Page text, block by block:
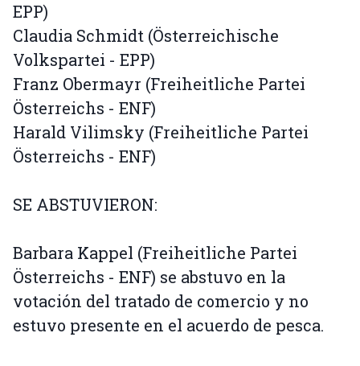
EPP)
Claudia Schmidt (Österreichische
Volkspartei - EPP)
Franz Obermayr (Freiheitliche Partei
Österreichs - ENF)
Harald Vilimsky (Freiheitliche Partei
Österreichs - ENF)
SE ABSTUVIERON:
Barbara Kappel (Freiheitliche Partei
Österreichs - ENF) se abstuvo en la
votación del tratado de comercio y no
estuvo presente en el acuerdo de pesca.